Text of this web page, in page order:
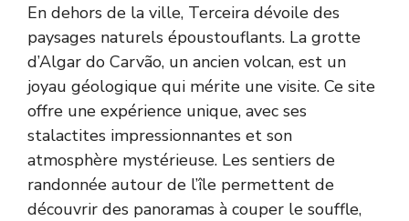
En dehors de la ville, Terceira dévoile des
paysages naturels époustouflants. La grotte
d’Algar do Carvão, un ancien volcan, est un
joyau géologique qui mérite une visite. Ce site
offre une expérience unique, avec ses
stalactites impressionnantes et son
atmosphère mystérieuse. Les sentiers de
randonnée autour de l’île permettent de
découvrir des panoramas à couper le souffle,